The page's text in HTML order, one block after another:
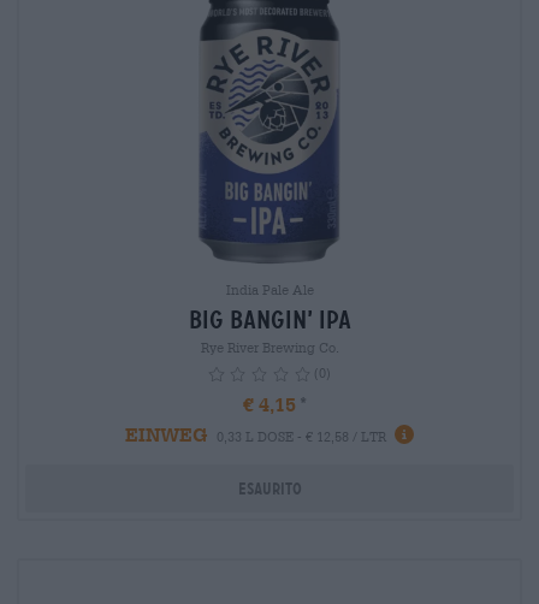
India Pale Ale
Big Bangin’ IPA
Rye River Brewing Co.
(0)
€ 4,15
EINWEG
0,33 L DOSE - € 12,58 / LTR info
Esaurito